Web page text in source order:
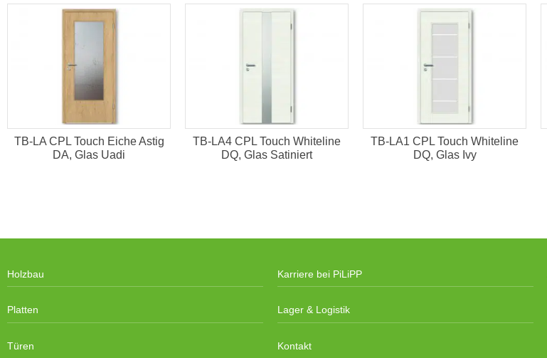
TB-LA CPL Touch Eiche Astig
DA, Glas Uadi
TB-LA4 CPL Touch Whiteline
DQ, Glas Satiniert
TB-LA1 CPL Touch Whiteline
DQ, Glas Ivy
Holzbau
Platten
Türen
Karriere bei PiLiPP
Lager & Logistik
Kontakt